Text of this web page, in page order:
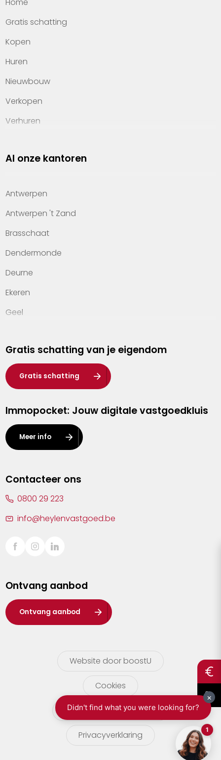
Gratis schatting
Kopen
Huren
Nieuwbouw
Verkopen
Verhuren
Property management
Kennis van wonen
Kantoren
Veelgestelde vragen
Werken bij Heylen Vastgoed
Contact
Al onze kantoren
Antwerpen
Antwerpen 't Zand
Brasschaat
Dendermonde
Deurne
Ekeren
Geel
Hasselt
Heist-op-den-Berg
Herentals
Kalmthout
Leuven
Lier
Sint-Truiden
Waasland
Wuustwezel
Zoersel
Gratis schatting van je eigendom
Gratis schatting
Immopocket: Jouw digitale vastgoedkluis
Meer info
Contacteer ons
0800 29 223
info@heylenvastgoed.be
Ontvang aanbod
Ontvang aanbod
Website door boostU
Cookies
gebruikersvoorwaarden
Privacyverklaring